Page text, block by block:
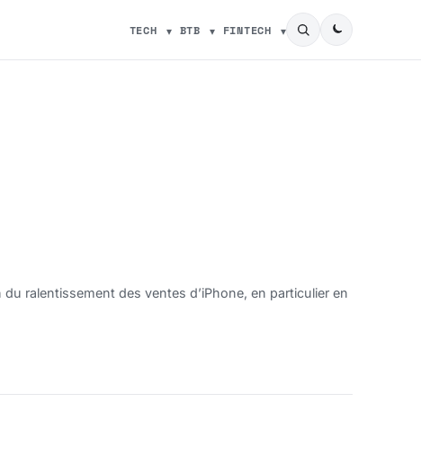
TECH BTB FINTECH
ralentissement des ventes d’iPhone, en particulier en